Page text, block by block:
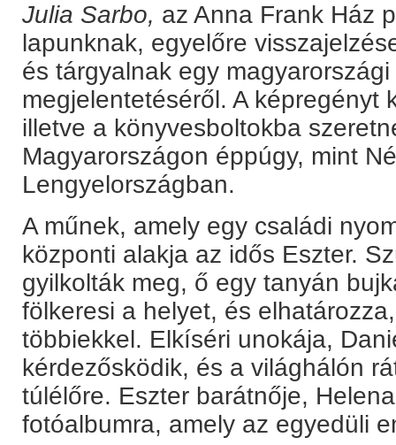
Julia Sarbo, az Anna Frank Ház
lapunknak, egyelőre
és tárgyalnak egy
megjelentetéséről. A képregényt
illetve a könyvesboltokba
Magyarországon éppúgy, mint
Lengyelországban.
A műnek, amely egy családi
központi alakja az idős Eszter.
gyilkolták meg, ő egy tanyán
fölkeresi a helyet, és
többiekkel. Elkíséri unokája,
kérdezősködik, és a világhálón
túlélőre. Eszter barátnője, Helena
fotóalbumra, amely az egyedüli